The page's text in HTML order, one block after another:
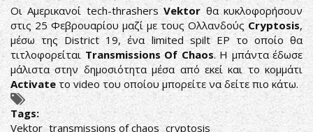
Οι Αμερικανοί tech-thrashersVektorθα κυκλοφορήσουν
στις 25 Φεβρουαρίου μαζί με τους Ολλανδούς Cryptosis,
μέσω της District 19, ένα limited spilt EP το οποίο θα
τιτλοφορείται Transmissions Of Chaos. Η μπάντα έδωσε
μάλιστα στην δημοσιότητα μέσα από εκεί και το κομμάτι
Activateτο video του οποίου μπορείτε να δείτε πιο κάτω.
Tags:
Vektor transmissions of chaos cryptosis